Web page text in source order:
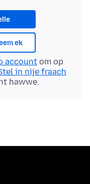
ek
accountom op
in nije fraach
hawwe.